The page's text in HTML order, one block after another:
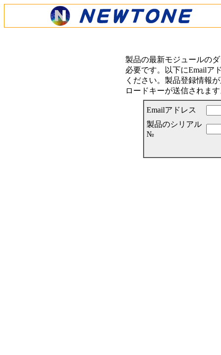
製品の最新モジュールの
必要です。以下にEmailア
ください。製品登録情報
ロードキーが送信されま
Emailアドレス
製品のシリアル
№